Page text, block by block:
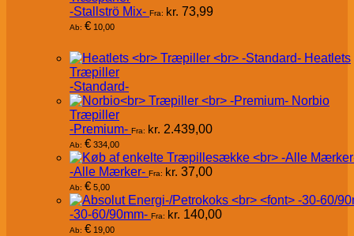
-Stallströ Mix- Fra: kr. 73,99
Ab: € 10,00
Heatlets
Træpiller
-Standard-
Norbio
Træpiller
-Premium- Fra: kr. 2.439,00
Ab: € 334,00
-Alle Mærker- Fra: kr. 37,00
Ab: € 5,00
-30-60/90mm- Fra: kr. 140,00
Ab: € 19,00